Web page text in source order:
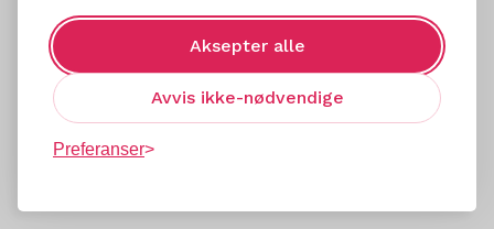
Aksepter alle
Avvis ikke-nødvendige
Preferanser